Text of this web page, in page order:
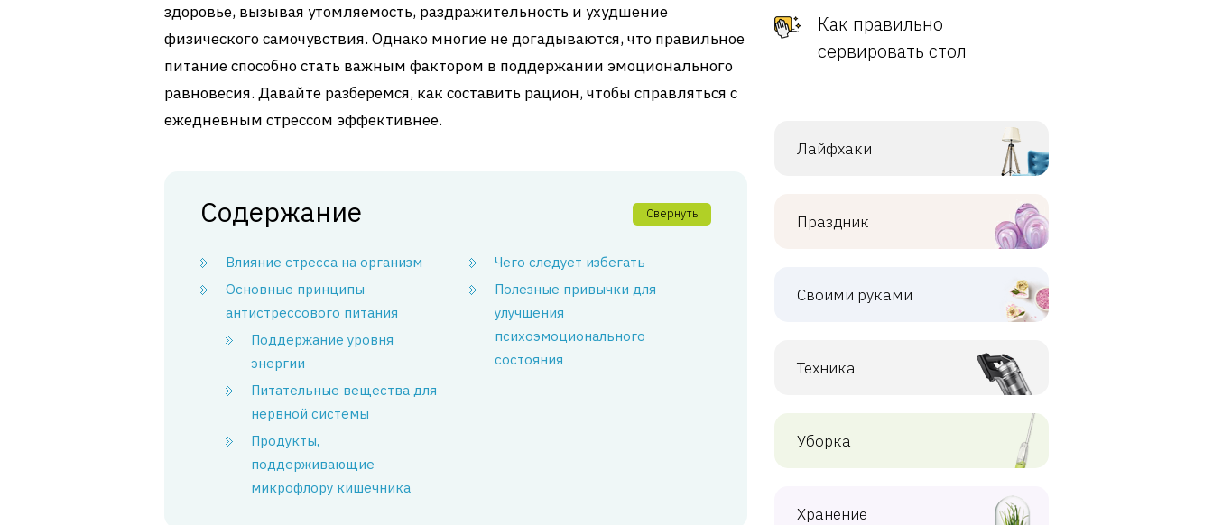
здоровье, вызывая утомляемость, раздражительность и ухудшение
физического самочувствия. Однако многие не догадываются, что правильное
питание способно стать важным фактором в поддержании эмоционального
равновесия. Давайте разберемся, как составить рацион, чтобы справляться с
ежедневным стрессом эффективнее.
Содержание Свернуть
Влияние стресса на организм
Основные принципы
антистрессового питания
Поддержание уровня
энергии
Питательные вещества для
нервной системы
Продукты,
поддерживающие
микрофлору кишечника
Чего следует избегать
Полезные привычки для
улучшения
психоэмоционального
состояния
Как правильно
сервировать стол
Лайфхаки
Праздник
Своими руками
Техника
Уборка
Хранение